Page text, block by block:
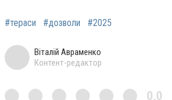
#тераси #дозволи #2025
Віталій Авраменко
Контент-редактор
0,0